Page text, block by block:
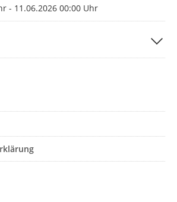
- 11.06.2026 00:00 Uhr